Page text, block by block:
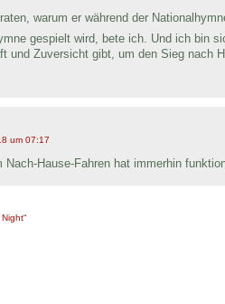
warum er während der
gespielt wird, bete ich. Und ich bin
und Zuversicht gibt, um den Sieg nach
um 07:17
Nach-Hause-Fahren hat immerhin